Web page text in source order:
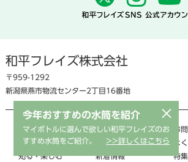
和平フレイズ株式会社
〒959-1292
新潟県燕市物流センター2丁目16番地
商品情報
お客様サポート
知る・楽しむ
業務内容
採用情報
新着情報
お
よ
特
×
今年おすすめの水筒を紹介
マイボトルに選んで欲しい和平フレイズのお
すすめ水筒をご紹介。
>>詳しくはこちら